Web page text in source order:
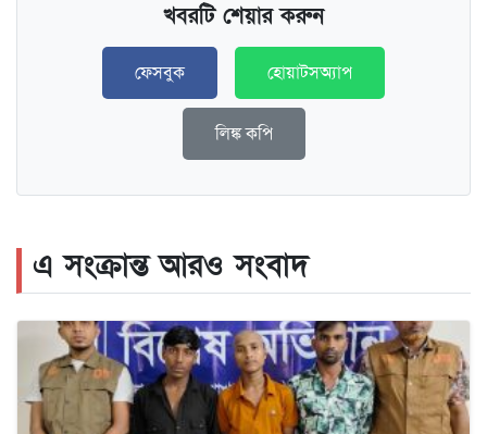
খবরটি শেয়ার করুন
ফেসবুক হোয়াটসঅ্যাপ
লিঙ্ক কপি
এ সংক্রান্ত আরও সংবাদ